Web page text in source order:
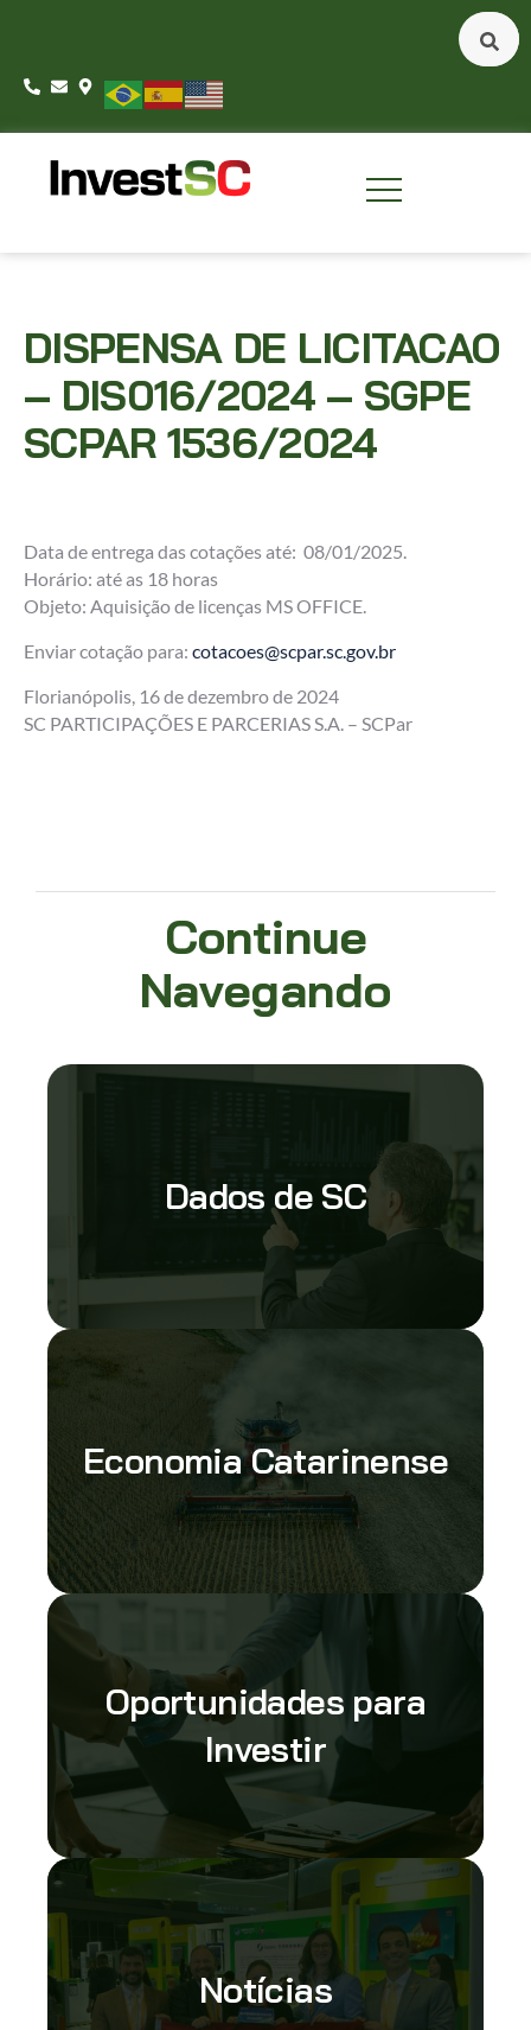
DISPENSA DE LICITACAO
– DIS016/2024 – SGPE
SCPAR 1536/2024
Data de entrega das cotações até: 08/01/2025.
Horário: até as 18 horas
Objeto: Aquisição de licenças MS OFFICE.
Enviar cotação para: cotacoes@scpar.sc.gov.br
Florianópolis, 16 de dezembro de 2024
SC PARTICIPAÇÕES E PARCERIAS S.A. – SCPar
Continue
Navegando
Dados de SC
Economia Catarinense
Oportunidades para
Investir
Notícias